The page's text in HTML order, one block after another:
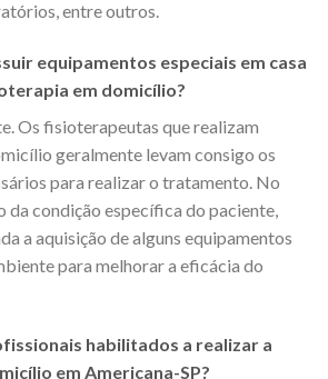
entre outros.
equipamentos especiais em casa
em domicílio?
Os fisioterapeutas que realizam
geralmente levam consigo os
para realizar o tratamento. No
da condição específica do paciente,
a aquisição de alguns equipamentos
para melhorar a eficácia do
habilitados a realizar a
em Americana-SP?